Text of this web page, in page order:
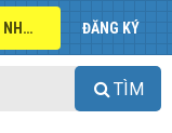
ĐĂNG NHẬP ĐĂNG KÝ
TÌM